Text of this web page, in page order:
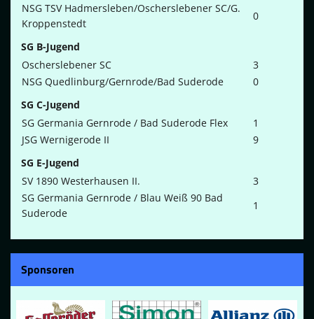
NSG TSV Hadmersleben/Oscherslebener SC/G.
Kroppenstedt
0
SG B-Jugend
Oscherslebener SC
3
NSG Quedlinburg/Gernrode/Bad Suderode
0
SG C-Jugend
SG Germania Gernrode / Bad Suderode Flex
1
JSG Wernigerode II
9
SG E-Jugend
SV 1890 Westerhausen II.
3
SG Germania Gernrode / Blau Weiß 90 Bad
Suderode
1
Sponsoren